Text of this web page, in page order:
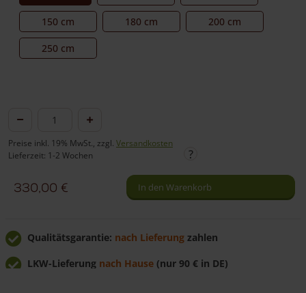
150 cm 180 cm 200 cm
250 cm
Staketenzauntor
Rahmen
doppelt
hoch
Menge
Preise inkl. 19% MwSt., zzgl. Versandkosten
Lieferzeit: 1-2 Wochen
330,00 € In den Warenkorb
Qualitätsgarantie: nach Lieferung zahlen
LKW-Lieferung nach Hause (nur 90 € in DE)